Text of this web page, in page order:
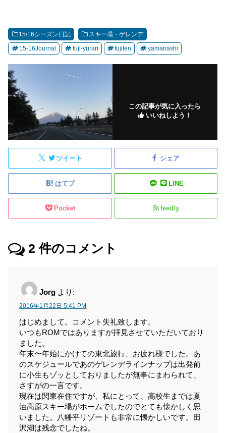
15/16シーズン日記 スキー場・ゲレンデ
15-16Journal fuji-yurari fujiten yamanashi
この記事が気に入ったら
いいねしよう！
ツイート シェア
はてブ LINE
Pocket feedly
2 件のコメント
Jorg より:
2016年1月22日 5:41 PM
はじめまして。コメント失礼致します。
いつもROMではありますが拝見させていただいており
ました。
年末〜年始にかけての東北旅行、お疲れ様でした。あ
のスケジュールであのゲレンデラインナップは出発前
に小生もゾッとしておりましたが無事にまわられて、
さすがの一言です。
現在は関東在住ですが、私にとって、高校生までは夏
油高原スキー場がホームでしたのでとても懐かしく思
いました。八幡平リゾートも非常に懐かしいです。田
沢湖は残念でしたね。